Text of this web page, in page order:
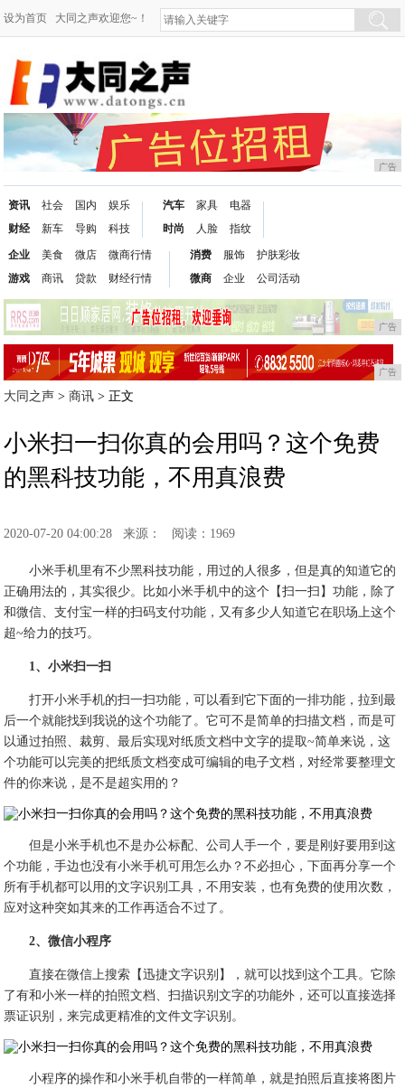
设为首页 大同之声欢迎您~！
广告
资讯
财经
社会
新车
国内
导购
娱乐
科技
汽车
时尚
家具
人脸
电器
指纹
企业
游戏
美食
商讯
微店
贷款
微商行情
财经行情
消费
微商
服饰
企业
护肤彩妆
公司活动
广告
广告
大同之声 >商讯 > 正文
小米扫一扫你真的会用吗？这个免费
的黑科技功能，不用真浪费
2020-07-20 04:00:28 来源： 阅读：1969
小米手机里有不少黑科技功能，用过的人很多，但是真的知道它的
正确用法的，其实很少。比如小米手机中的这个【扫一扫】功能，除了
和微信、支付宝一样的扫码支付功能，又有多少人知道它在职场上这个
超~给力的技巧。
1、小米扫一扫
打开小米手机的扫一扫功能，可以看到它下面的一排功能，拉到最
后一个就能找到我说的这个功能了。它可不是简单的扫描文档，而是可
以通过拍照、裁剪、最后实现对纸质文档中文字的提取~简单来说，这
个功能可以完美的把纸质文档变成可编辑的电子文档，对经常要整理文
件的你来说，是不是超实用的？
但是小米手机也不是办公标配、公司人手一个，要是刚好要用到这
个功能，手边也没有小米手机可用怎么办？不必担心，下面再分享一个
所有手机都可以用的文字识别工具，不用安装，也有免费的使用次数，
应对这种突如其来的工作再适合不过了。
2、微信小程序
直接在微信上搜索【迅捷文字识别】，就可以找到这个工具。它除
了有和小米一样的拍照文档、扫描识别文字的功能外，还可以直接选择
票证识别，来完成更精准的文件文字识别。
小程序的操作和小米手机自带的一样简单，就是拍照后直接将图片